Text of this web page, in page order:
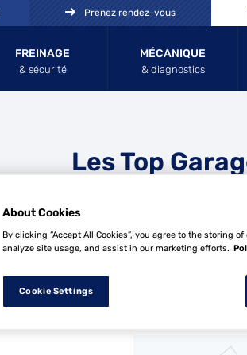
FREINAGE
& sécurité
MÉCANIQUE
& diagnostics
Prenez rendez-vous
Les Top
1 Top
About Cookies
By clicking “Accept All Cookies”, you agree to the storing
analyze site usage, and assist in our marketing efforts.
Cookie Settings